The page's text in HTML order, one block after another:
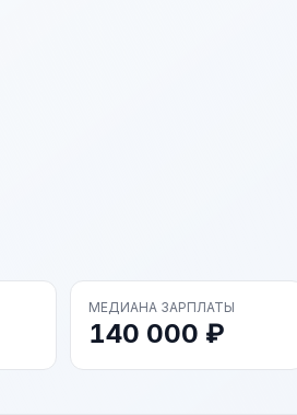
МЕДИАНА ЗАРПЛАТЫ
140 000 ₽